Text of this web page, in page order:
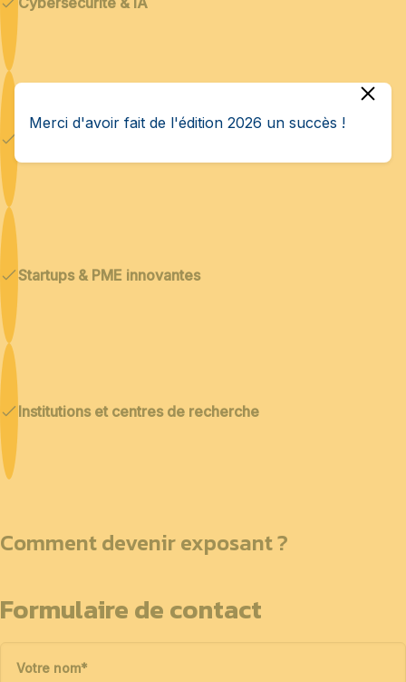
Startups & PME innovantes
Institutions et centres de recherche
Comment devenir exposant ?
Formulaire de contact
Votre nom*
Merci d'avoir fait de l'édition 2026 un succès !